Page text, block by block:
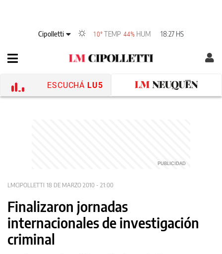
Cipolletti 10°TEMP 44% HUM 18:27 HS
ESCUCHÁ LU5
LMCIPOLLETTI 18 DE MARZO 2010 - 21:00
Finalizaron jornadas
internacionales de investigación
criminal